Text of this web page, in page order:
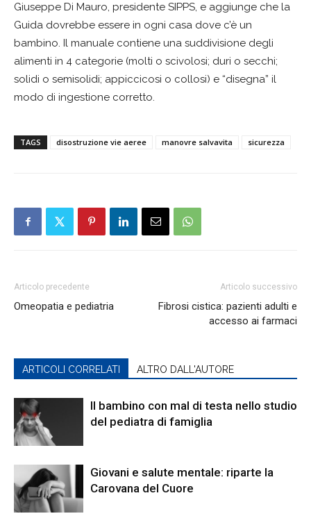
Giuseppe Di Mauro, presidente SIPPS, e aggiunge che la
Guida dovrebbe essere in ogni casa dove c’è un
bambino. Il manuale contiene una suddivisione degli
alimenti in 4 categorie (molti o scivolosi; duri o secchi;
solidi o semisolidi; appiccicosi o collosi) e “disegna” il
modo di ingestione corretto.
TAGS disostruzione vie aeree manovre salvavita sicurezza
Articolo precedente
Omeopatia e pediatria
Articolo successivo
Fibrosi cistica: pazienti adulti e
accesso ai farmaci
ARTICOLI CORRELATI ALTRO DALL'AUTORE
Il bambino con mal di testa nello studio
del pediatra di famiglia
Giovani e salute mentale: riparte la
Carovana del Cuore